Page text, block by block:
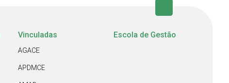
Vinculadas
AGACE
APDMCE
Escola de Gestão